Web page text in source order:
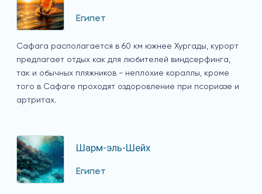
Египет
Сафага располагается в 60 км южнее Хургады, курорт
предлагает отдых как для любителей виндсерфинга,
так и обычных пляжников - неплохие кораллы, кроме
того в Сафаге проходят оздоровление при псориазе и
артритах.
Шарм-эль-Шейх
Египет